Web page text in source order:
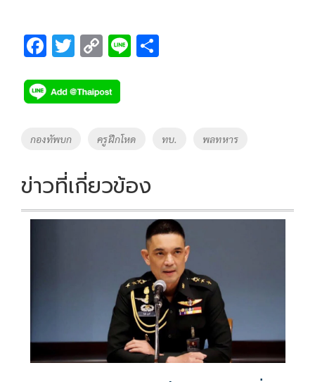
F
e
b
o
k
T
tt
er
C
p
y
Li
k
Li
Tags
กองทัพบก ครูฝึกโหด ทบ. พลทหาร
ข่าวที่เกี่ยวข้อง